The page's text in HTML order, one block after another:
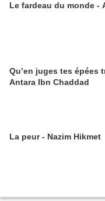
Le fardeau du monde -
Qu’en juges tes épées
Antara Ibn Chaddad
La peur - Nazim Hikmet